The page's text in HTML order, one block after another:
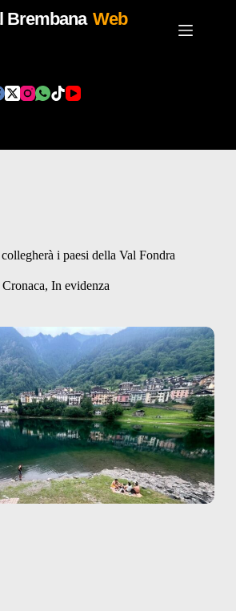
Brembana Web
i paesi della Val Fondra
Cronaca, In evidenza